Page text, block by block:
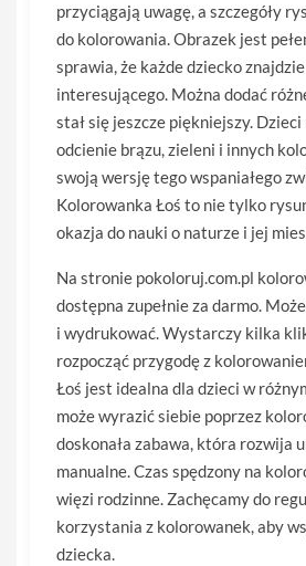
przyciągają uwagę, a szczegóły
do kolorowania. Obrazek jest
sprawia, że każde dziecko
interesującego. Można dodać
stał się jeszcze piękniejszy.
odcienie brązu, zieleni i innych
swoją wersję tego wspaniałego
Kolorowanka Łoś to nie tylko
okazja do nauki o naturze i jej
Na stronie pokoloruj.com.pl
dostępna zupełnie za darmo.
i wydrukować. Wystarczy kilka
rozpocząć przygodę z
Łoś jest idealna dla dzieci w
może wyrazić siebie poprzez
doskonała zabawa, która rozwija
manualne. Czas spędzony na
więzi rodzinne. Zachęcamy do
korzystania z kolorowanek, aby
dziecka.